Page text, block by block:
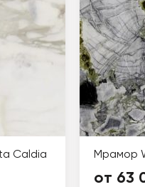
Caldia Мрамор
от 63